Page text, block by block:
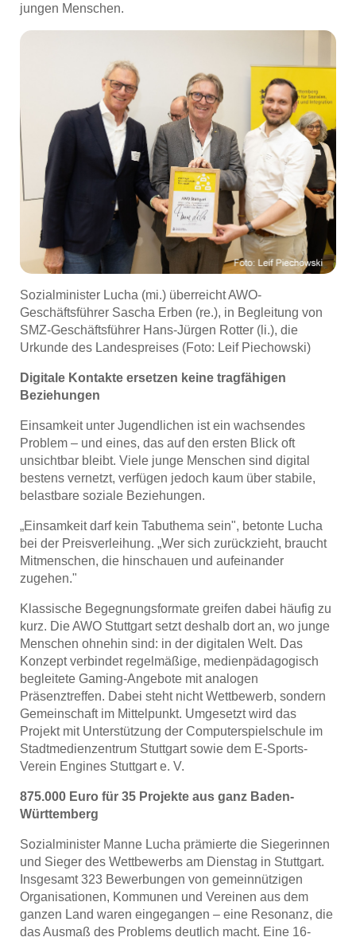
jungen Menschen.
Sozialminister Lucha (mi.) überreicht AWO-
Geschäftsführer Sascha Erben (re.), in Begleitung von
SMZ-Geschäftsführer Hans-Jürgen Rotter (li.), die
Urkunde des Landespreises (Foto: Leif Piechowski)
Digitale Kontakte ersetzen keine tragfähigen
Beziehungen
Einsamkeit unter Jugendlichen ist ein wachsendes
Problem – und eines, das auf den ersten Blick oft
unsichtbar bleibt. Viele junge Menschen sind digital
bestens vernetzt, verfügen jedoch kaum über stabile,
belastbare soziale Beziehungen.
„Einsamkeit darf kein Tabuthema sein", betonte Lucha
bei der Preisverleihung. „Wer sich zurückzieht, braucht
Mitmenschen, die hinschauen und aufeinander
zugehen."
Klassische Begegnungsformate greifen dabei häufig zu
kurz. Die AWO Stuttgart setzt deshalb dort an, wo junge
Menschen ohnehin sind: in der digitalen Welt. Das
Konzept verbindet regelmäßige, medienpädagogisch
begleitete Gaming-Angebote mit analogen
Präsenztreffen. Dabei steht nicht Wettbewerb, sondern
Gemeinschaft im Mittelpunkt. Umgesetzt wird das
Projekt mit Unterstützung der Computerspielschule im
Stadtmedienzentrum Stuttgart sowie dem E-Sports-
Verein Engines Stuttgart e. V.
875.000 Euro für 35 Projekte aus ganz Baden-
Württemberg
Sozialminister Manne Lucha prämierte die Siegerinnen
und Sieger des Wettbewerbs am Dienstag in Stuttgart.
Insgesamt 323 Bewerbungen von gemeinnützigen
Organisationen, Kommunen und Vereinen aus dem
ganzen Land waren eingegangen – eine Resonanz, die
das Ausmaß des Problems deutlich macht. Eine 16-